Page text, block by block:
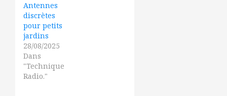
Antennes
discrètes
pour petits
jardins
28/08/2025
Dans
"Technique
Radio."